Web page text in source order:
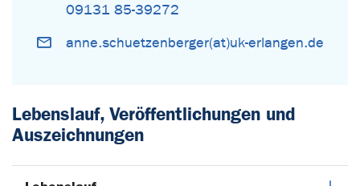
09131 85-39272
anne.schuetzenberger(at)uk-erlangen.de
Lebenslauf, Veröffentlichungen und
Auszeichnungen